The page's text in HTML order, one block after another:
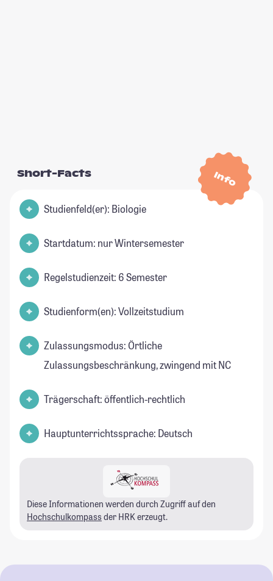
Info
Short-Facts
Studienfeld(er): Biologie
Startdatum: nur Wintersemester
Regelstudienzeit: 6 Semester
Studienform(en): Vollzeitstudium
Zulassungsmodus: Örtliche
Zulassungsbeschränkung, zwingend mit NC
Trägerschaft: öffentlich-rechtlich
Hauptunterrichtssprache: Deutsch
Diese Informationen werden durch Zugriff auf den
Hochschulkompass der HRK erzeugt.